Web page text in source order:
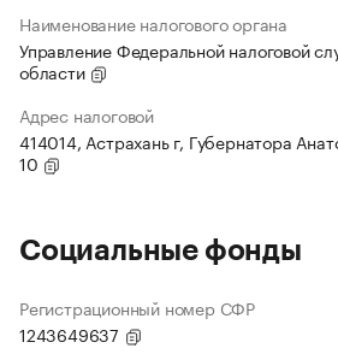
Наименование налогового органа
Управление Федеральной налоговой
области
Адрес налоговой
414014, Астрахань г, Губернатора
10
Социальные фонды
Регистрационный номер СФР
1243649637